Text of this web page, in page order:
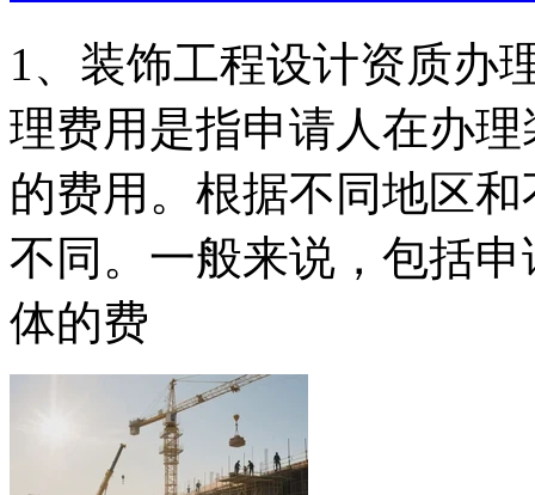
1、装饰工程设计资质办
理费用是指申请人在办
的费用。根据不同地区
不同。一般来说，包括
体的费